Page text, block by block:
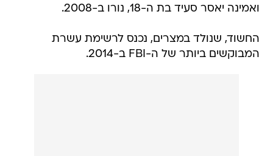
ואמינה יאסר סעיד בת ה-18, נורו ב-2008.
החשוד, שנולד במצרים, נכנס לרשימת עשרת
המבוקשים ביותר של ה-FBI ב-2014.